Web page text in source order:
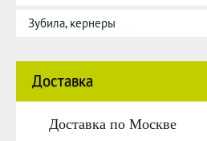
Зубила, кернеры
Доставка
Доставка по Москве